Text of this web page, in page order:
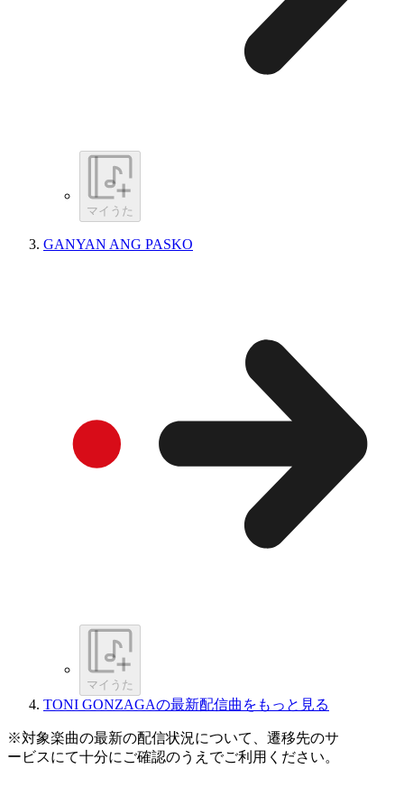
マイうた
GANYAN ANG PASKO
マイうた
TONI GONZAGAの最新配信曲をもっと見る
※対象楽曲の最新の配信状況について、遷移先のサ
ービスにて十分にご確認のうえでご利用ください。